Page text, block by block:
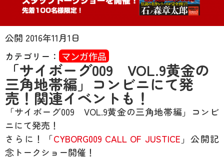
公開 2016年11月1日
カテゴリー： マンガ作品
「サイボーグ009 VOL.9黄金の
三角地帯編」コンビニにて発
売！関連イベントも！
「サイボーグ009 VOL.9黄金の三角地帯編」コンビ
ニにて発売！
さらに！「CYBORG009 CALL OF JUSTICE 」公開記
念トークショー開催！